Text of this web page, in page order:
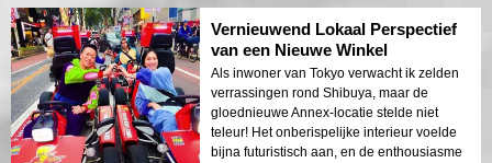
stadsverkenning, dan is dit je gouden
ticket!
Vernieuwend Lokaal Perspectief
van een Nieuwe Winkel
Als inwoner van Tokyo verwacht ik zelden
verrassingen rond Shibuya, maar de
gloednieuwe Annex-locatie stelde niet
teleur! Het onberispelijke interieur voelde
bijna futuristisch aan, en de enthousiasme